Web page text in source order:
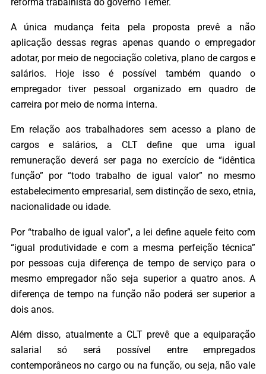
A única mudança feita pela proposta prevê a não
aplicação dessas regras apenas quando o empregador
adotar, por meio de negociação coletiva, plano de cargos e
salários. Hoje isso é possível também quando o
empregador tiver pessoal organizado em quadro de
carreira por meio de norma interna.
Em relação aos trabalhadores sem acesso a plano de
cargos e salários, a CLT define que uma igual
remuneração deverá ser paga no exercício de “idêntica
função” por “todo trabalho de igual valor” no mesmo
estabelecimento empresarial, sem distinção de sexo, etnia,
nacionalidade ou idade.
Por “trabalho de igual valor”, a lei define aquele feito com
“igual produtividade e com a mesma perfeição técnica”
por pessoas cuja diferença de tempo de serviço para o
mesmo empregador não seja superior a quatro anos. A
diferença de tempo na função não poderá ser superior a
dois anos.
Além disso, atualmente a CLT prevê que a equiparação
salarial só será possível entre empregados
contemporâneos no cargo ou na função, ou seja, não vale